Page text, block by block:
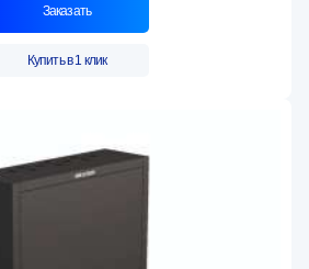
Заказать
Купить в 1 клик